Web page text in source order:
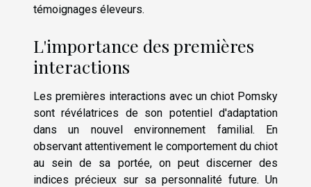
témoignages éleveurs.
L'importance des premières
interactions
Les premières interactions avec un chiot Pomsky
sont révélatrices de son potentiel d'adaptation
dans un nouvel environnement familial. En
observant attentivement le comportement du chiot
au sein de sa portée, on peut discerner des
indices précieux sur sa personnalité future. Un